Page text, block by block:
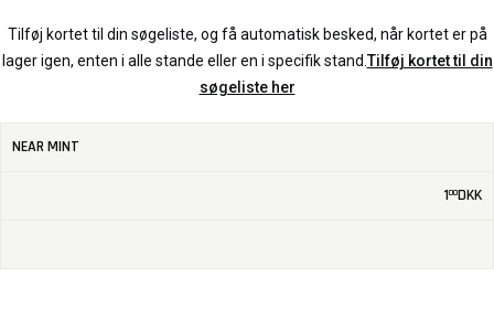
Tilføj kortet til din søgeliste, og få automatisk besked, når kortet er på
lager igen, enten i alle stande eller en i specifik stand.Tilføj kortet til din
søgeliste her
NEAR MINT
100DKK